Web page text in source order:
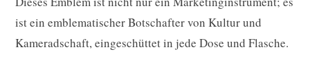
ist ein emblematischer Botschafter von Kultur und
Kameradschaft, eingeschüttet in jede Dose und Flasche.